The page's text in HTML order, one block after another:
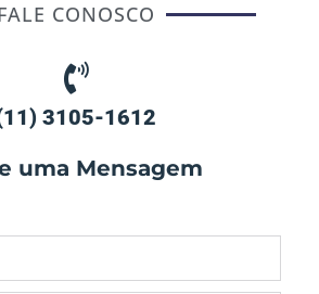
CONOSCO
3105-1612
uma Mensagem